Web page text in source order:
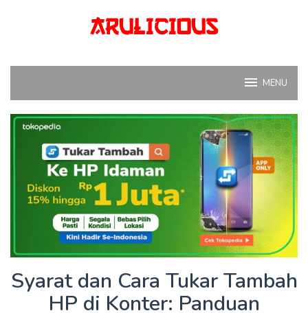
MENU
Syarat dan Cara Tukar Tambah
HP di Konter: Panduan